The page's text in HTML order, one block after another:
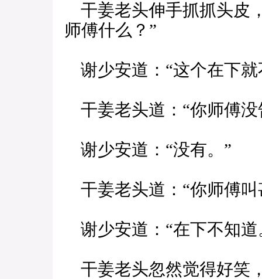
干姜老头伸手抓抓头皮
师傅什么？”
谢少安道：“这个在下就
干姜老头道：“你师傅没
谢少安道：“没有。”
干姜老头道：“你师傅叫
谢少安道：“在下不知道
干姜老头忽然觉得好笑